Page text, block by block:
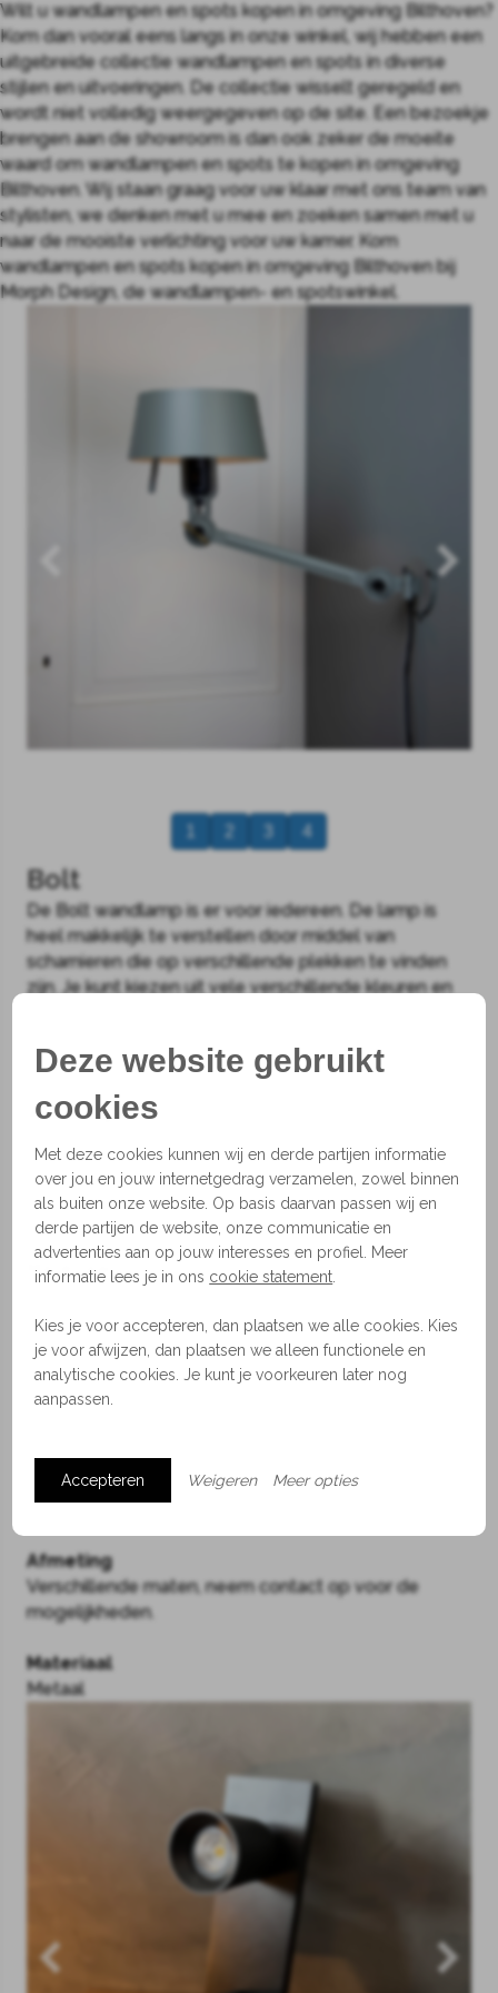
Wilt u wandlampen en spots kopen in omgeving Bilthoven?
Kom dan vooral eens langs in onze winkel, wij hebben een
uitgebreide collectie wandlampen en spots in diverse
stijlen en uitvoeringen. De collectie wisselt geregeld en
wordt niet volledig weergegeven op de site. Een bezoekje
brengen aan de showroom is dan ook zeker de moeite
waard om wandlampen en spots te kopen in omgeving
Bilthoven. Wij staan graag voor uw klaar met ons team van
stylisten, we denken met u mee en zoeken samen met u
naar de mooiste verlichting voor uw kamer. Kom
wandlampen en spots kopen in omgeving Bilthoven bij
Morph Design, de wandlampen- en spotswinkel.
4
Bolt
De Bolt wandlamp is er voor iedereen. De lamp is
heel makkelijk te verstellen door middel van
scharnieren die op verschillende plekken te vinden
zijn. Je kunt kiezen uit vele verschillende kleuren en
van prachtig Nederlands technisch design.
Afmetingen
Standaard: arm van 29 cm (kap van ø15 cm)
Meer opties beschikbaar, neem contact op voor de
mogelijkheden.
Materiaal
Beschikbaar in 10 kleuren.
Spots
Morph Design heeft een bescheiden aanbod spots
die zowel aan het plafond als aan de muur bevestigd
subtiele manier mooi belichten. Je bent van harte
welkom om de spots te komen bekijken in onze
showroom in Hilversum!
Afmeting
Verschillende maten, neem contact op voor de
mogelijkheden.
Materiaal
Metaal
Deze website gebruikt
cookies
Met deze cookies kunnen wij en derde partijen informatie
over jou en jouw internetgedrag verzamelen, zowel binnen
als buiten onze website. Op basis daarvan passen wij en
derde partijen de website, onze communicatie en
advertenties aan op jouw interesses en profiel. Meer
informatie lees je in ons cookie statement
Kies je voor accepteren, dan plaatsen we alle cookies. Kies
je voor afwijzen, dan plaatsen we alleen functionele en
analytische cookies. Je kunt je voorkeuren later nog
aanpassen.
Accepteren Weigeren Meer opties